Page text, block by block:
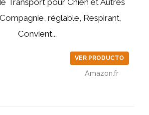
réglable, Respirant,
Convient...
VER PRODUCTO
Amazon.fr